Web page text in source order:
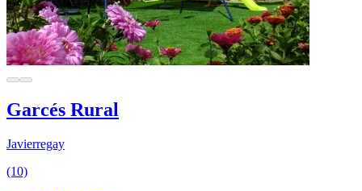
Garcés Rural
Javierregay
(10)